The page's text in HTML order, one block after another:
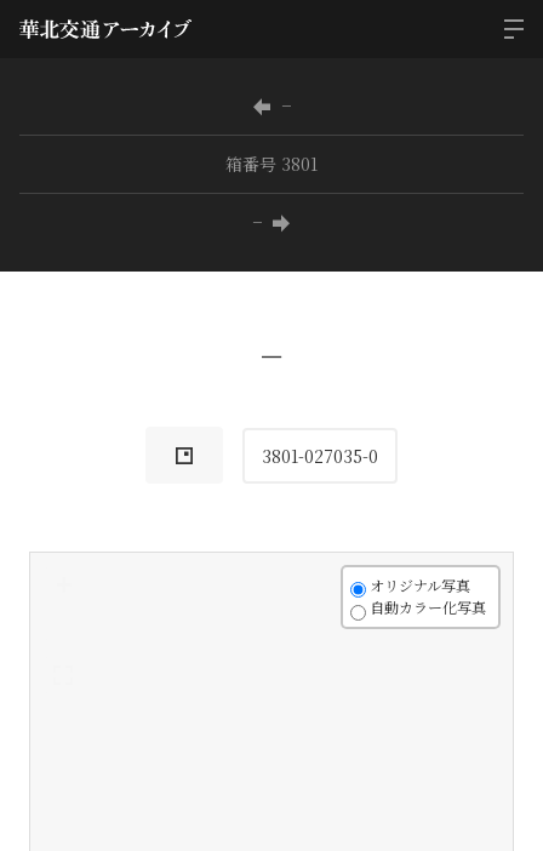
−
箱番号 3801
−
−
3801-027035-0
オリジナル写真
自動カラー化写真